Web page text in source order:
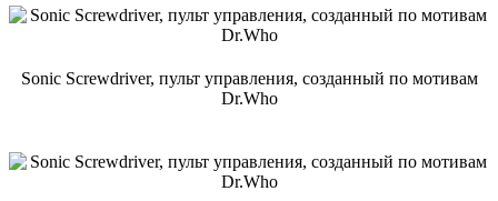
Sonic Screwdriver, пульт управления, созданный по мотивам
Dr.Who